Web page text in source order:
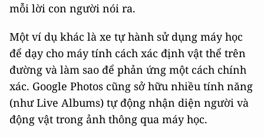
mỗi lời con người nói ra.
Một ví dụ khác là xe tự hành sử dụng máy học
để dạy cho máy tính cách xác định vật thể trên
đường và làm sao để phản ứng một cách chính
xác. Google Photos cũng sở hữu nhiều tính năng
(như Live Albums) tự động nhận diện người và
động vật trong ảnh thông qua máy học.